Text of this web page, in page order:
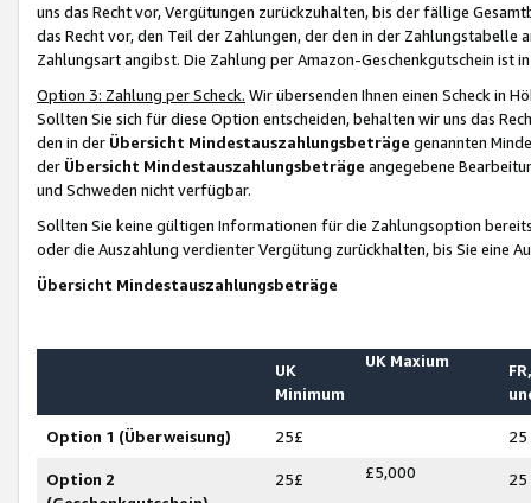
uns das Recht vor, Vergütungen zurückzuhalten, bis der fällige
das Recht vor, den Teil der Zahlungen, der den in der
Zahlungsart angibst. Die Zahlung per Amazon-Geschenkgutschein ist
Option 3: Zahlung per Scheck. Wir übersenden Ihnen einen Scheck in
Sollten Sie sich für diese Option entscheiden, behalten wir uns das
den in der Übersicht Mindestauszahlungsbeträge genannten
der Übersicht Mindestauszahlungsbeträge angegebene
und Schweden nicht verfügbar.
Sollten Sie keine gültigen Informationen für die Zahlungsoption
oder die Auszahlung verdienter Vergütung zurückhalten, bis Sie
Übersicht Mindestauszahlungsbeträge
UK
Minimum
UK Maxium
Option 1 (Überweisung) 25£ 25
Option 2
25£ £5,000 25